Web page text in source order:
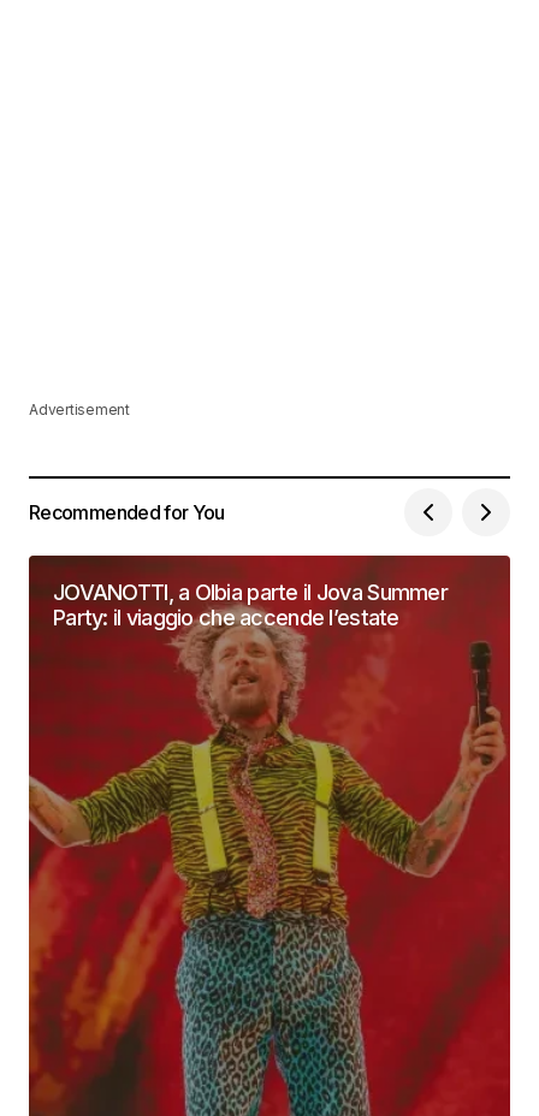
Advertisement
Recommended for You
JOVANOTTI, a Olbia parte il Jova Summer
Party: il viaggio che accende l’estate